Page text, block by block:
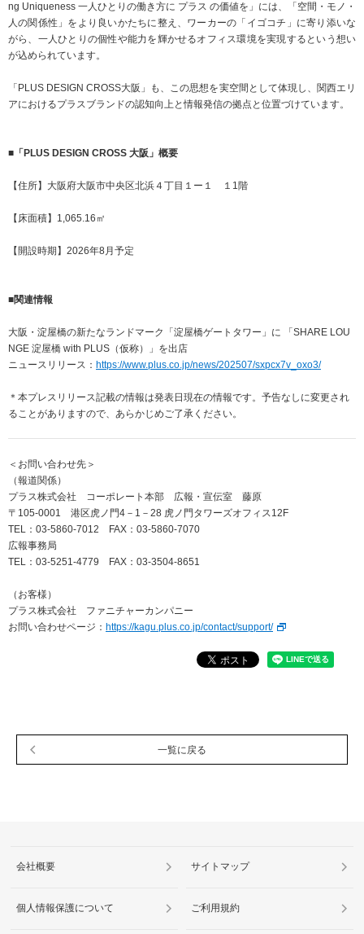
編集方針・レポート・ニュース
編集方針
サステナビリティレポートアーカイブ
ニュースリリース
ng Uniqueness 一人ひとりの働き方に プラス の価値を」には、「空間・モノ・
人の関係性」をより良いかたちに整え、ワーカーの「イゴコチ」に寄り添いな
がら、一人ひとりの個性や能力を輝かせるオフィス環境を実現するという想い
が込められています。
「PLUS DESIGN CROSS大阪」も、この思想を実空間として体現し、関西エリ
アにおけるプラスブランドの認知向上と情報発信の拠点と位置づけています。
■「PLUS DESIGN CROSS 大阪」概要
【住所】大阪府大阪市中央区北浜４丁目１ー１ １1階
【床面積】1,065.16㎡
【開設時期】2026年8月予定
■関連情報
大阪・淀屋橋の新たなランドマーク「淀屋橋ゲートタワー」に 「SHARE LOU
NGE 淀屋橋 with PLUS（仮称）」を出店
ニュースリリース： https://www.plus.co.jp/news/202507/sxpcx7v_oxo3/
＊本プレスリリース記載の情報は発表日現在の情報です。予告なしに変更され
ることがありますので、あらかじめご了承ください。
＜お問い合わせ先＞
（報道関係）
プラス株式会社 コーポレート本部 広報・宣伝室 藤原
〒105-0001 港区虎ノ門4－1－28 虎ノ門タワーズオフィス12F
TEL：03-5860-7012 FAX：03-5860-7070
広報事務局
TEL：03-5251-4779 FAX：03-3504-8651
（お客様）
プラス株式会社 ファニチャーカンパニー
お問い合わせページ： https://kagu.plus.co.jp/contact/support/
一覧に戻る
会社概要 サイトマップ
個人情報保護について ご利用規約